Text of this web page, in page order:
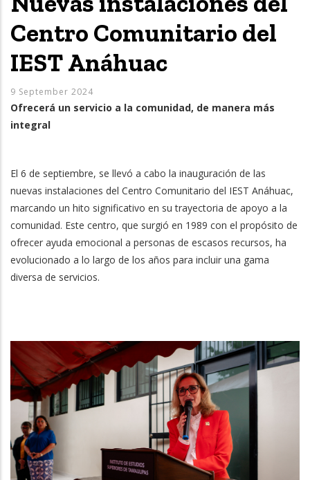
Centro Comunitario del
IEST Anáhuac
9 September 2024
Ofrecerá un servicio a la comunidad, de manera más
integral
El 6 de septiembre, se llevó a cabo la inauguración de las
nuevas instalaciones del Centro Comunitario del IEST Anáhuac,
marcando un hito significativo en su trayectoria de apoyo a la
comunidad. Este centro, que surgió en 1989 con el propósito de
ofrecer ayuda emocional a personas de escasos recursos, ha
evolucionado a lo largo de los años para incluir una gama
diversa de servicios.